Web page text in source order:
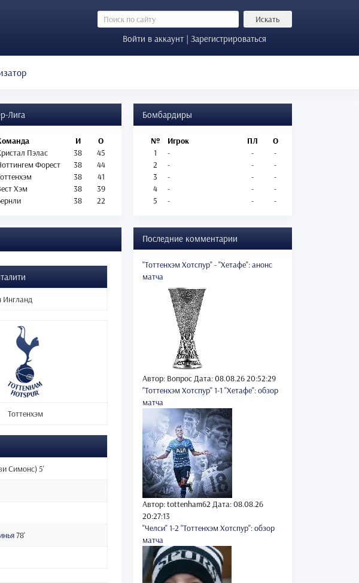
Искать
Войти в аккаунт | Зарегистрироваться
Лига
И
О
Пэлас 38
45
Форест 38
44
38
41
Хэм 38
39
38 22
Бомбардиры
№ Игрок ПЛ
О
1
- -
-
2
- -
-
3
- -
-
4
- -
-
5
- - -
Ингланд
Тоттенхэм
Симонс) 5'
78'
Последние комментарии
"Тоттенхэм Хотспур" - "Хетафе": анонс
матча
Автор: ВопросДата: 08.08.26 20:52:29
"Тоттенхэм Хотспур" 1-1 "Хетафе": обзор
матча
Автор: tottenham62 Дата: 08.08.26
20:27:13
"Челси" 1-2 "Тоттенхэм Хотспур": обзор
матча